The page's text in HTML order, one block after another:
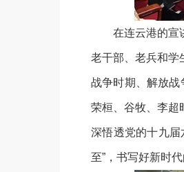
在连云港的宣
老干部、老兵和学
战争时期、解放战
荣桓、谷牧、李超
深悟透党的十九
至”，书写好新时代